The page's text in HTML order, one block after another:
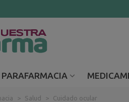
PARAFARMACIA
> Salud > Cuidado ocular